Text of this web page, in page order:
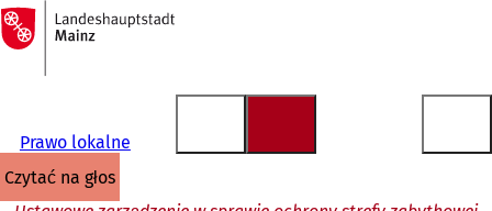
Przejdź do treści
Do
strony
głównej
Prawo lokalne
czytać na głos